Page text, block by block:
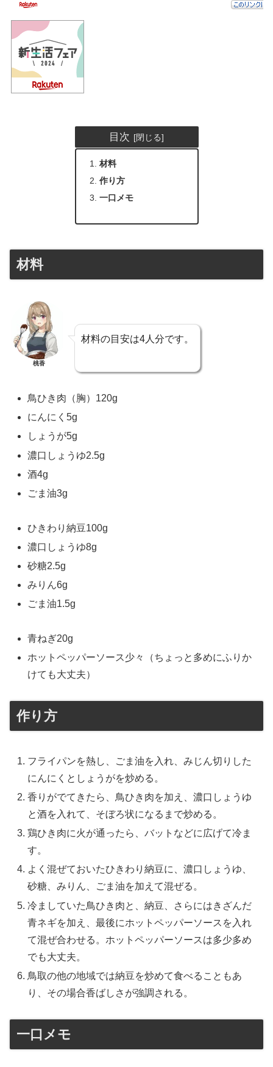
目次
材料
作り方
一口メモ
材料
桃香
材料の目安は4人分です。
鳥ひき肉（胸）120g
にんにく5g
しょうが5g
濃口しょうゆ2.5g
酒4g
ごま油3g
ひきわり納豆100g
濃口しょうゆ8g
砂糖2.5g
みりん6g
ごま油1.5g
青ねぎ20g
ホットペッパーソース少々（ちょっと多めにふりか
けても大丈夫）
作り方
フライパンを熱し、ごま油を入れ、みじん切りした
にんにくとしょうがを炒める。
香りがでてきたら、鳥ひき肉を加え、濃口しょうゆ
と酒を入れて、そぼろ状になるまで炒める。
鶏ひき肉に火が通ったら、バットなどに広げて冷ま
す。
よく混ぜておいたひきわり納豆に、濃口しょうゆ、
砂糖、みりん、ごま油を加えて混ぜる。
冷ましていた鳥ひき肉と、納豆、さらにはきざんだ
青ネギを加え、最後にホットペッパーソースを入れ
て混ぜ合わせる。ホットペッパーソースは多少多め
でも大丈夫。
鳥取の他の地域では納豆を炒めて食べることもあ
り、その場合香ばしさが強調される。
一口メモ